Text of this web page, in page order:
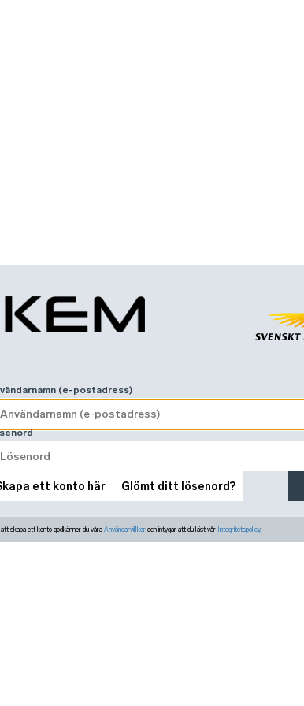
(e-postadress)
ett konto här Glömt ditt lösenord?
skapa ett konto godkänner du våra Användarvillkor och intygar att du läst vår Integritetspolicy.